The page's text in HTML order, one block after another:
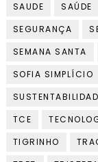
SAUDE
SAÚDE
SEGURANÇA
SEMANA SANTA
SOFIA SIMPLÍCIO
TCE
TIGRINHO